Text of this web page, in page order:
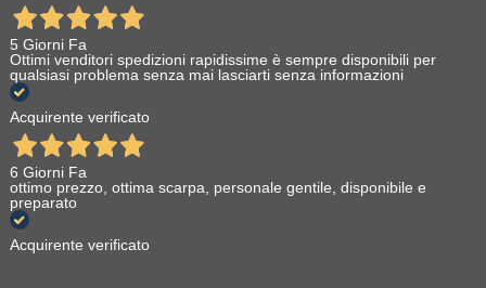
5 Giorni Fa
Ottimi venditori spedizioni rapidissime è sempre disponibili per
qualsiasi problema senza mai lasciarti senza informazioni
Acquirente verificato
6 Giorni Fa
ottimo prezzo, ottima scarpa, personale gentile, disponibile e
preparato
Acquirente verificato